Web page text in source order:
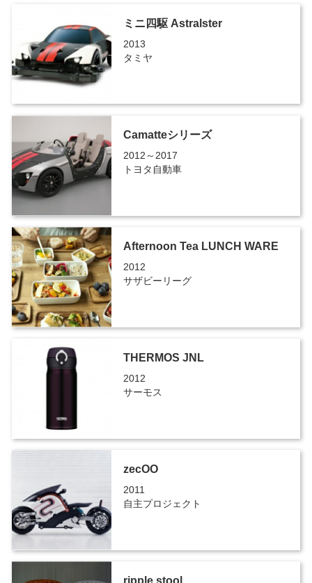
ミニ四駆 Astralster
2013
タミヤ
Camatteシリーズ
2012～2017
トヨタ自動車
Afternoon Tea LUNCH WARE
2012
サザビーリーグ
THERMOS JNL
2012
サーモス
zecOO
2011
自主プロジェクト